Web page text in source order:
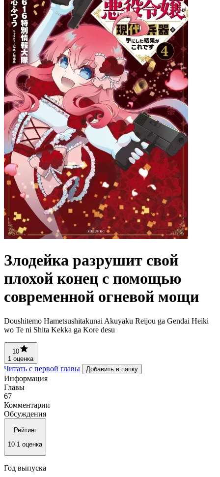
Злодейка разрушит свой
плохой конец с помощью
современной огневой мощи
Doushitemo Hametsushitakunai Akuyaku Reijou ga Gendai Heiki
wo Te ni Shita Kekka ga Kore desu
10
1 оценка
Читать с первой главы Добавить в папку
Информация
Главы
67
Комментарии
Обсуждения
Рейтинг
10 1 оценка
Год выпуска